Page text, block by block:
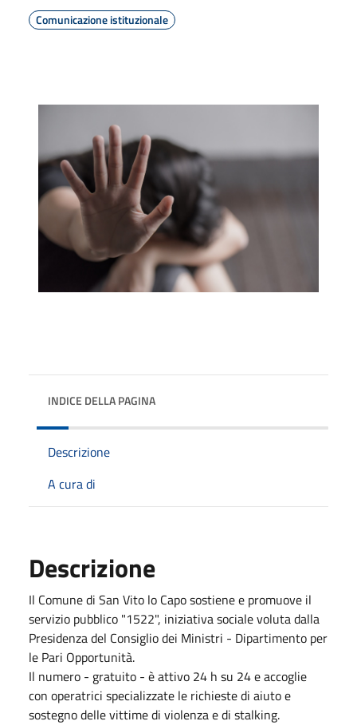
Comunicazione istituzionale
INDICE DELLA PAGINA
Descrizione
A cura di
Descrizione
Il Comune di San Vito lo Capo sostiene e promuove il
servizio pubblico "1522", iniziativa sociale voluta dalla
Presidenza del Consiglio dei Ministri - Dipartimento per
le Pari Opportunità.
Il numero - gratuito - è attivo 24 h su 24 e accoglie
con operatrici specializzate le richieste di aiuto e
sostegno delle vittime di violenza e di stalking.